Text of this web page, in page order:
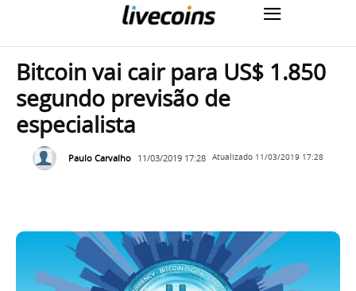
Bitcoin vai cair para US$ 1.850
segundo previsão de
especialista
Paulo Carvalho 11/03/2019 17:28 Atualizado 11/03/2019 17:28